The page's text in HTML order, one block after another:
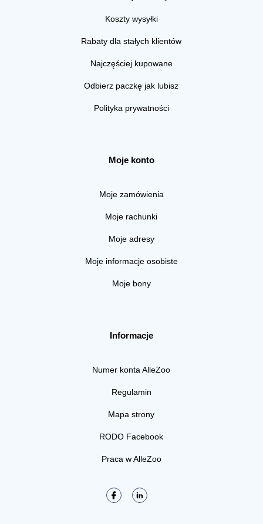
Koszty wysyłki
Rabaty dla stałych klientów
Najczęściej kupowane
Odbierz paczkę jak lubisz
Polityka prywatności
Moje konto
Moje zamówienia
Moje rachunki
Moje adresy
Moje informacje osobiste
Moje bony
Informacje
Numer konta AlleZoo
Regulamin
Mapa strony
RODO Facebook
Praca w AlleZoo